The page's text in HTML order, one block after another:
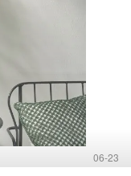
06-23